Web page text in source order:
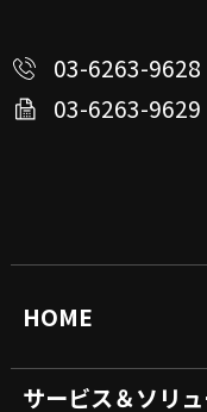
03-6263-9628
03-6263-9629
HOME
サービス＆ソリ